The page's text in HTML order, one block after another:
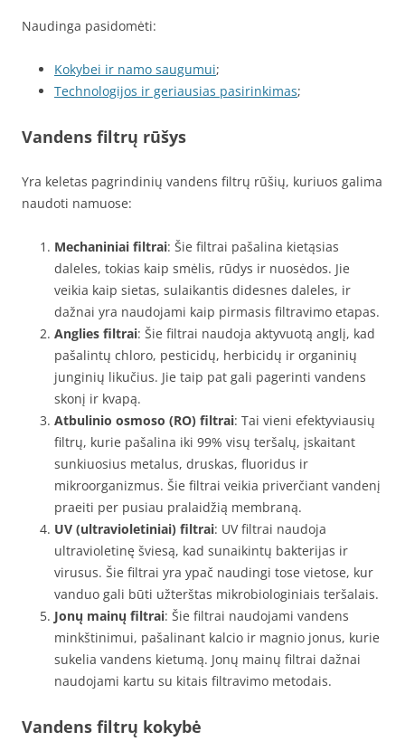
Naudinga pasidomėti:
Kokybei ir namo saugumui;
Technologijos ir geriausias pasirinkimas;
Vandens filtrų rūšys
Yra keletas pagrindinių vandens filtrų rūšių, kuriuos galima
naudoti namuose:
Mechaniniai filtrai: Šie filtrai pašalina kietąsias
daleles, tokias kaip smėlis, rūdys ir nuosėdos. Jie
veikia kaip sietas, sulaikantis didesnes daleles, ir
dažnai yra naudojami kaip pirmasis filtravimo etapas.
Anglies filtrai: Šie filtrai naudoja aktyvuotą anglį, kad
pašalintų chloro, pesticidų, herbicidų ir organinių
junginių likučius. Jie taip pat gali pagerinti vandens
skonį ir kvapą.
Atbulinio osmoso (RO) filtrai: Tai vieni efektyviausių
filtrų, kurie pašalina iki 99% visų teršalų, įskaitant
sunkiuosius metalus, druskas, fluoridus ir
mikroorganizmus. Šie filtrai veikia priverčiant vandenį
praeiti per pusiau pralaidžią membraną.
UV (ultravioletiniai) filtrai: UV filtrai naudoja
ultravioletinę šviesą, kad sunaikintų bakterijas ir
virusus. Šie filtrai yra ypač naudingi tose vietose, kur
vanduo gali būti užterštas mikrobiologiniais teršalais.
Jonų mainų filtrai: Šie filtrai naudojami vandens
minkštinimui, pašalinant kalcio ir magnio jonus, kurie
sukelia vandens kietumą. Jonų mainų filtrai dažnai
naudojami kartu su kitais filtravimo metodais.
Vandens filtrų kokybė